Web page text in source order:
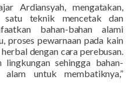
Ardiansyah, mengatakan,
satu teknik mencetak dan
bahan-bahan alami
proses pewarnaan pada kain
dengan cara perebusan.
sehingga bahan-
untuk membatiknya,”